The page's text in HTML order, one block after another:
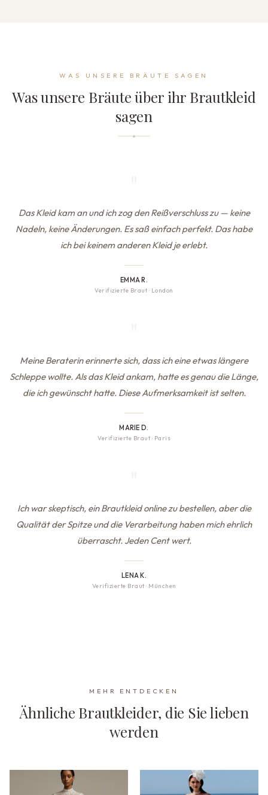
WAS UNSERE BRÄUTE SAGEN
Was unsere Bräute über ihr Brautkleid
sagen
Das Kleid kam an und ich zog den Reißverschluss zu — keine
Nadeln, keine Änderungen. Es saß einfach perfekt. Das habe
ich bei keinem anderen Kleid je erlebt.
EMMA R.
Verifizierte Braut · London
Meine Beraterin erinnerte sich, dass ich eine etwas längere
Schleppe wollte. Als das Kleid ankam, hatte es genau die Länge,
die ich gewünscht hatte. Diese Aufmerksamkeit ist selten.
MARIE D.
Verifizierte Braut · Paris
Ich war skeptisch, ein Brautkleid online zu bestellen, aber die
Qualität der Spitze und die Verarbeitung haben mich ehrlich
überrascht. Jeden Cent wert.
LENA K.
Verifizierte Braut · München
MEHR ENTDECKEN
Ähnliche Brautkleider, die Sie lieben
werden